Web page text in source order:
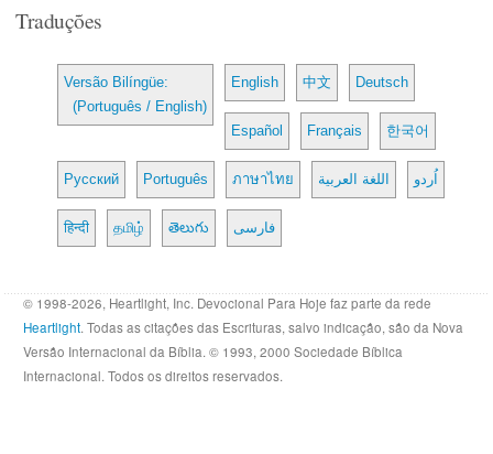
Traduções
Versão Bilíngüe:
(Português / English)
English 中文 Deutsch
Español Français 한국어
Русский Português ภาษาไทย اللغة العربية اُردو
हिन्दी தமிழ் తెలుగు فارسی
© 1998-2026, Heartlight, Inc. Devocional Para Hoje faz parte da rede
Heartlight. Todas as citações das Escrituras, salvo indicação, são da Nova
Versão Internacional da Bíblia. © 1993, 2000 Sociedade Bíblica
Internacional. Todos os direitos reservados.